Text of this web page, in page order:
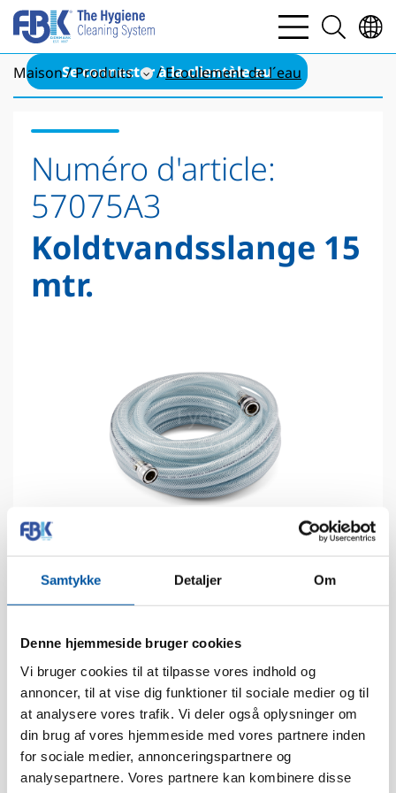
Samtykke Detaljer Om
Denne hjemmeside bruger cookies
Vi bruger cookies til at tilpasse vores indhold og
annoncer, til at vise dig funktioner til sociale medier og til
at analysere vores trafik. Vi deler også oplysninger om
din brug af vores hjemmeside med vores partnere inden
for sociale medier, annonceringspartnere og
analysepartnere. Vores partnere kan kombinere disse
bars
light
search
light
Se connecter à la clientèle au
Maison Produits Ecoulement de l´eau
Numéro d'article:
57075A3
Koldtvandsslange 15
mtr.
Caractéristiques techniques
Conditionnement:
1
Poids:
3
Pcs. EAN:
5704161529633
Boîte EAN:
5704161129635